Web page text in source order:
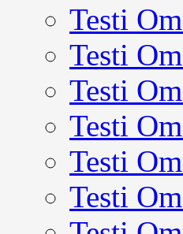
Testi
Testi
Testi
Testi
Testi
Testi